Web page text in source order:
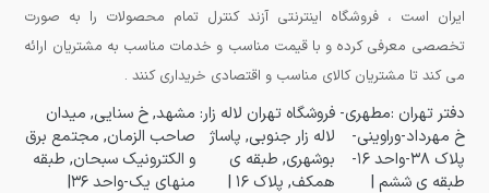
ایران است ، فروشگاه اینترنتی آزند کنترل تمام محصولات را به صورت
تخصصی معرفی کرده و با قیمت مناسب و خدمات مناسب به مشتریان ارائه
می کند تا مشتریان کالای مناسب و اقتصادی خریداری کنند .
دفتر تهران :مطهری-
خ مهرداد-وراوینی-
پلاک ۳۸-واحد ۱۶-
طبقه ی ششم |
فروشگاه تهران لاله زار:
لاله زار جنوبی, پاساژ
بوشهری, طبقه ی
همکف, پلاک ۱۶ |
مشهد, خ سنایی, میدان
صاحب الزمان, مجتمع برق
و الکترونیک سبحان, طبقه
منهای یک-واحد ۳۶|